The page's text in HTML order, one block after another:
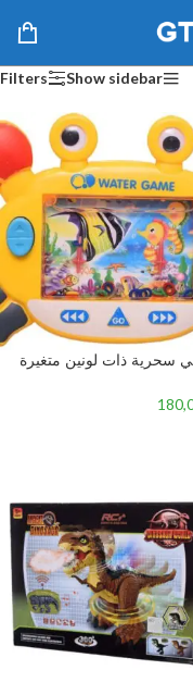
Show sidebar
Filters
سحرية ذات لونين متغيرة